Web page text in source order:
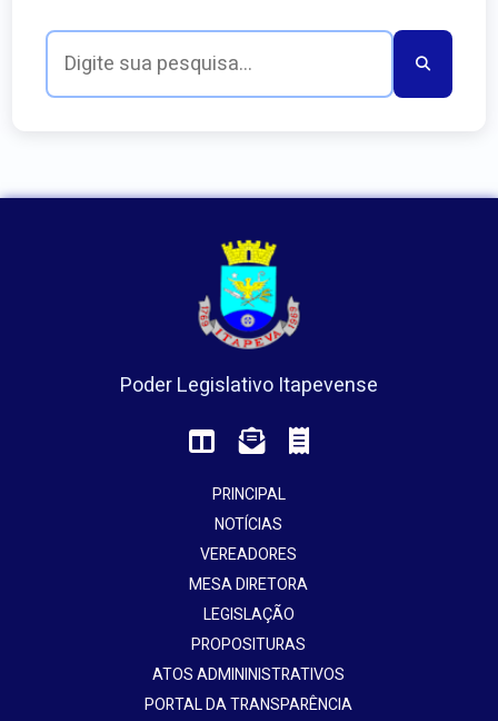
Poder Legislativo Itapevense
PRINCIPAL
NOTÍCIAS
VEREADORES
MESA DIRETORA
LEGISLAÇÃO
PROPOSITURAS
ATOS ADMININISTRATIVOS
PORTAL DA TRANSPARÊNCIA